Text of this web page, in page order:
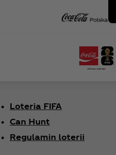
Loteria FIFA
Can Hunt
Regulamin loterii